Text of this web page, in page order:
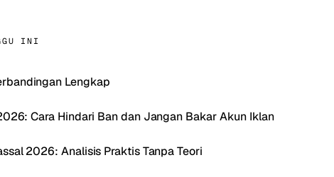
INI
Lengkap
Cara Hindari Ban dan Jangan Bakar Akun Iklan
2026: Analisis Praktis Tanpa Teori